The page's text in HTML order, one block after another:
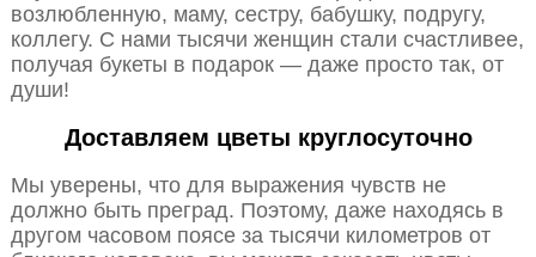
возлюбленную, маму, сестру, бабушку, подругу,
коллегу. С нами тысячи женщин стали счастливее,
получая букеты в подарок — даже просто так, от
души!
Доставляем цветы круглосуточно
Мы уверены, что для выражения чувств не
должно быть преград. Поэтому, даже находясь в
другом часовом поясе за тысячи километров от